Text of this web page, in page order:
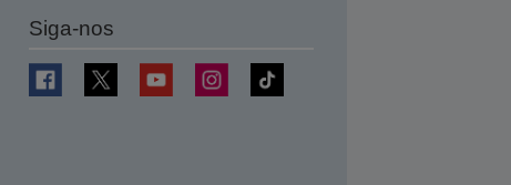
Siga-nos